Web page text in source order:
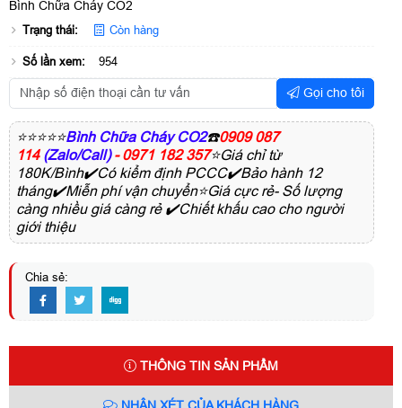
Bình Chữa Cháy CO2
Trạng thái: Còn hàng
Số lần xem: 954
Gọi cho tôi
⭐⭐⭐⭐⭐Bình Chữa Cháy CO2☎️0909 087
114 (Zalo/Call) - 0971 182 357⭐Giá chỉ từ
180K/Bình✔️Có kiểm định PCCC✔️Bảo hành 12
tháng✔️Miễn phí vận chuyển⭐Giá cực rẻ- Số lượng
càng nhiều giá càng rẻ ✔️Chiết khấu cao cho người
giới thiệu
Chia sẻ:
THÔNG TIN SẢN PHẨM
NHẬN XÉT CỦA KHÁCH HÀNG